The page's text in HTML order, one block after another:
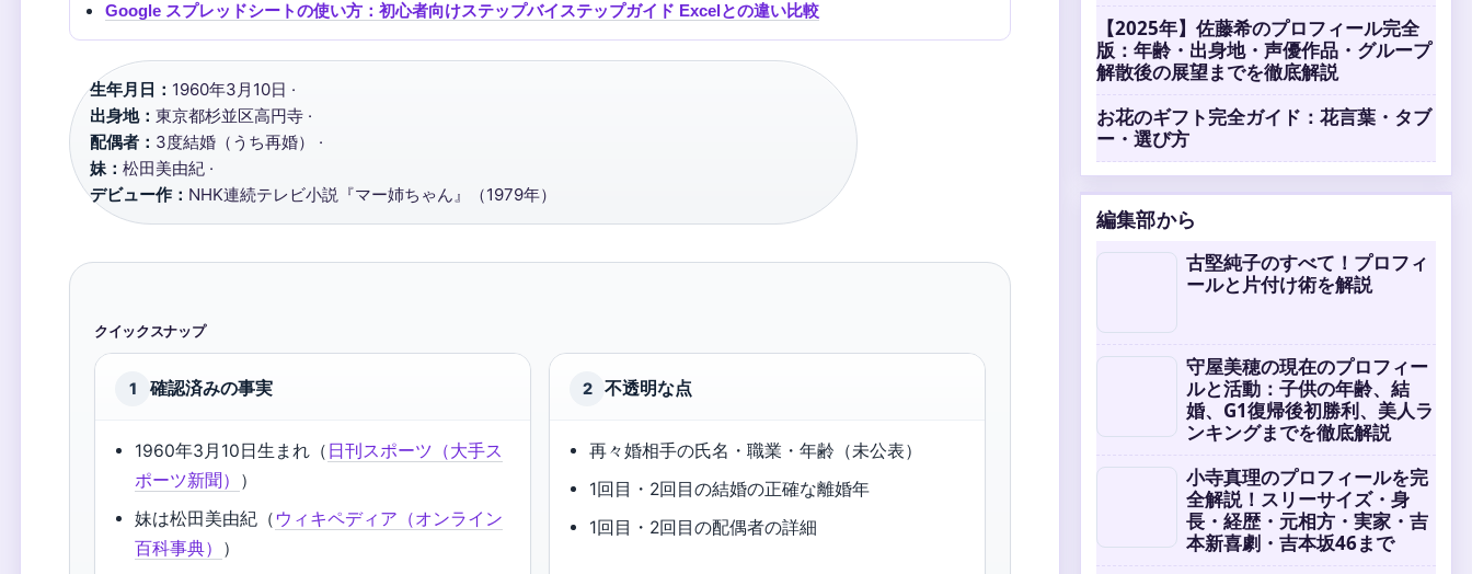
Google スプレッドシートの使い方：初心者向けステップバイステップガイド Excelとの違い比較
生年月日： 1960年3月10日 ·
出身地： 東京都杉並区高円寺 ·
配偶者： 3度結婚（うち再婚） ·
妹： 松田美由紀 ·
デビュー作： NHK連続テレビ小説『マー姉ちゃん』（1979年）
クイックスナップ
1 確認済みの事実
1960年3月10日生まれ（ 日刊スポーツ（大手ス
ポーツ新聞） ）
妹は松田美由紀（ ウィキペディア（オンライン
百科事典） ）
2 不透明な点
再々婚相手の氏名・職業・年齢（未公表）
1回目・2回目の結婚の正確な離婚年
1回目・2回目の配偶者の詳細
【2025年】佐藤希のプロフィール完全
版：年齢・出身地・声優作品・グループ
解散後の展望までを徹底解説
お花のギフト完全ガイド：花言葉・タブ
ー・選び方
編集部から
古堅純子のすべて！プロフィ
ールと片付け術を解説
守屋美穂の現在のプロフィー
ルと活動：子供の年齢、結
婚、G1復帰後初勝利、美人ラ
ンキングまでを徹底解説
小寺真理のプロフィールを完
全解説！スリーサイズ・身
長・経歴・元相方・実家・吉
本新喜劇・吉本坂46まで